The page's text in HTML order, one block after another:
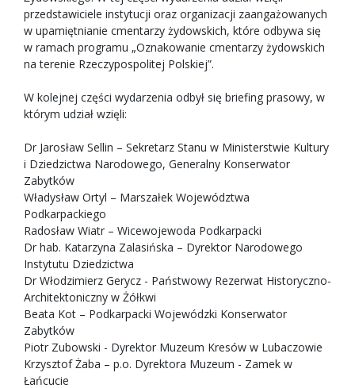
przedstawiciele instytucji oraz organizacji zaangażowanych
w upamiętnianie cmentarzy żydowskich, które odbywa się
w ramach programu „Oznakowanie cmentarzy żydowskich
na terenie Rzeczypospolitej Polskiej”.
W kolejnej części wydarzenia odbył się briefing prasowy, w
którym udział wzięli:
Dr Jarosław Sellin – Sekretarz Stanu w Ministerstwie Kultury
i Dziedzictwa Narodowego, Generalny Konserwator
Zabytków
Władysław Ortyl – Marszałek Województwa
Podkarpackiego
Radosław Wiatr – Wicewojewoda Podkarpacki
Dr hab. Katarzyna Zalasińska – Dyrektor Narodowego
Instytutu Dziedzictwa
Dr Włodzimierz Gerycz - Państwowy Rezerwat Historyczno-
Architektoniczny w Żółkwi
Beata Kot – Podkarpacki Wojewódzki Konserwator
Zabytków
Piotr Zubowski - Dyrektor Muzeum Kresów w Lubaczowie
Krzysztof Żaba – p.o. Dyrektora Muzeum - Zamek w
Łańcucie